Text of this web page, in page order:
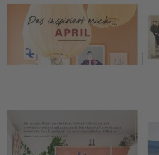
Sofort lieferbar
Jetzt ziehen neue Ideen ein –
tolle Textilien
Beschreibung
In dieser Ausgabe der Living at
Ideen mit leuchtenden Farben,
Textilien. Mit bunter Deko zum
Freude in Ihrem Zuhause
Außerdem nehmen wir Sie mit
Frühsommer zu genießen – mit
Côte d'Azur. Außerdem im
Kuchen von Blaubeere bis Zitrone.